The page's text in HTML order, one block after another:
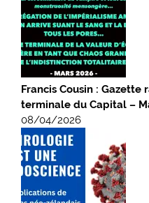
Francis Cousin :
terminale du Capital –
08/04/2026